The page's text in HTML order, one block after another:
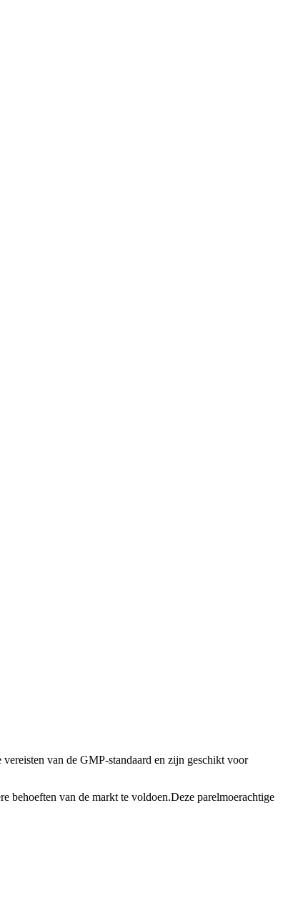
van de GMP-standaard en zijn geschikt voor
behoeften van de markt te voldoen.Deze parelmoerachtige